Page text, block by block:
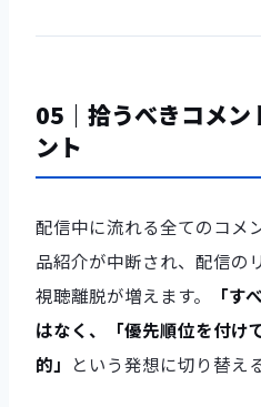
05｜拾うべきコメン
ント
配信中に流れる全てのコメ
品紹介が中断され、配信の
視聴離脱が増えます。
「す
はなく、「優先順位を付け
的」 という発想に切り替え